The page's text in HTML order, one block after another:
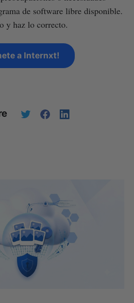
de software libre disponible.
y haz lo correcto.
a Internxt!